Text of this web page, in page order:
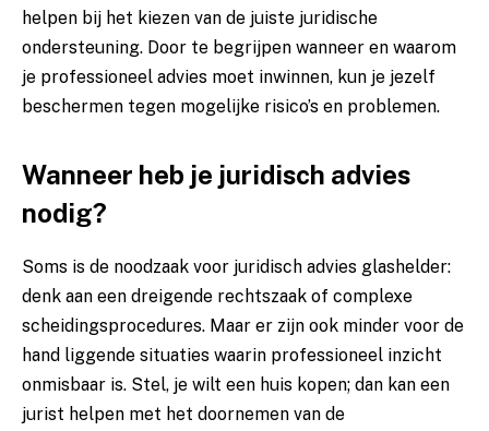
helpen bij het kiezen van de juiste juridische
ondersteuning. Door te begrijpen wanneer en waarom
je professioneel advies moet inwinnen, kun je jezelf
beschermen tegen mogelijke risico’s en problemen.
Wanneer heb je juridisch advies
nodig?
Soms is de noodzaak voor juridisch advies glashelder:
denk aan een dreigende rechtszaak of complexe
scheidingsprocedures. Maar er zijn ook minder voor de
hand liggende situaties waarin professioneel inzicht
onmisbaar is. Stel, je wilt een huis kopen; dan kan een
jurist helpen met het doornemen van de